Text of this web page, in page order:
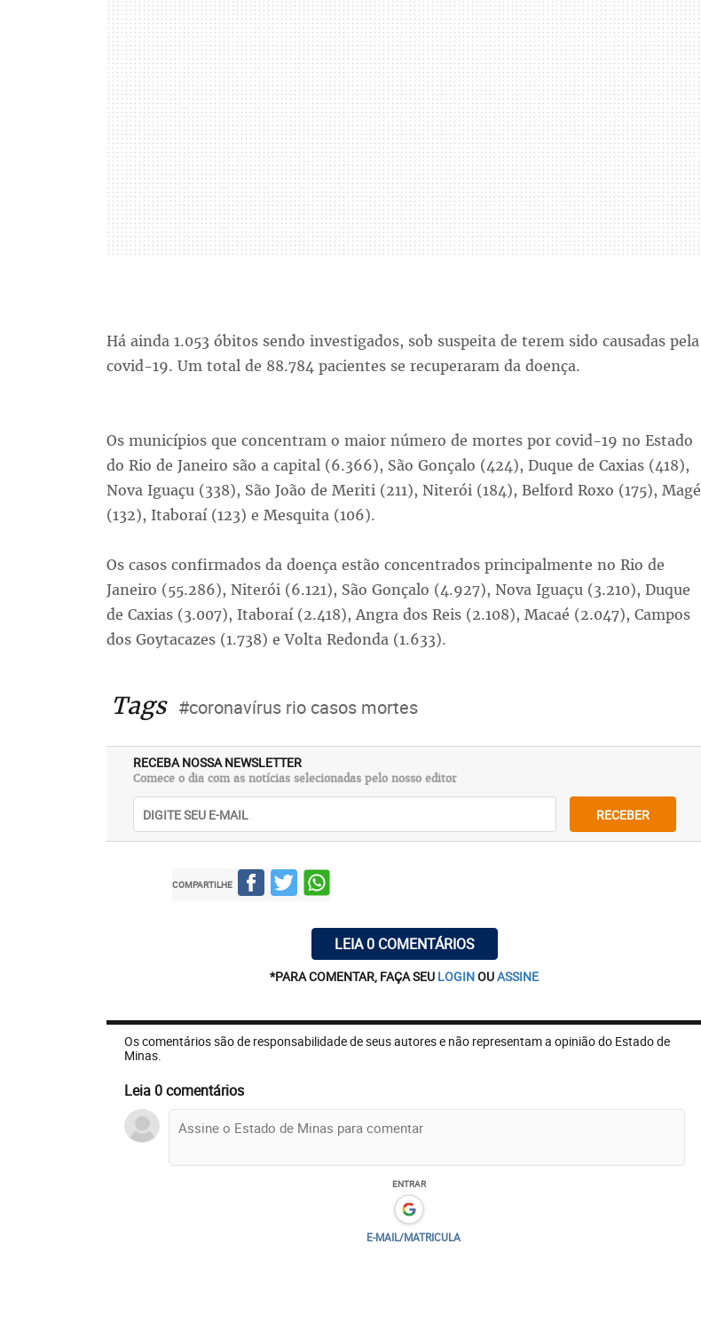
Há ainda 1.053 óbitos sendo investigados, sob suspeita de terem sido causadas pela
covid-19. Um total de 88.784 pacientes se recuperaram da doença.
Os municípios que concentram o maior número de mortes por covid-19 no Estado
do Rio de Janeiro são a capital (6.366), São Gonçalo (424), Duque de Caxias (418),
Nova Iguaçu (338), São João de Meriti (211), Niterói (184), Belford Roxo (175), Magé
(132), Itaboraí (123) e Mesquita (106).
Os casos confirmados da doença estão concentrados principalmente no Rio de
Janeiro (55.286), Niterói (6.121), São Gonçalo (4.927), Nova Iguaçu (3.210), Duque
de Caxias (3.007), Itaboraí (2.418), Angra dos Reis (2.108), Macaé (2.047), Campos
dos Goytacazes (1.738) e Volta Redonda (1.633).
Tags #coronavírus rio casos mortes
RECEBA NOSSA NEWSLETTER
Comece o dia com as notícias selecionadas pelo nosso editor
RECEBER
COMPARTILHE
LEIA 0 COMENTÁRIOS
*PARA COMENTAR, FAÇA SEU LOGINOUASSINE
Os comentários são de responsabilidade de seus autores e não representam a opinião do Estado de
Minas.
Leia 0 comentários
ENTRAR
E-MAIL/MATRICULA